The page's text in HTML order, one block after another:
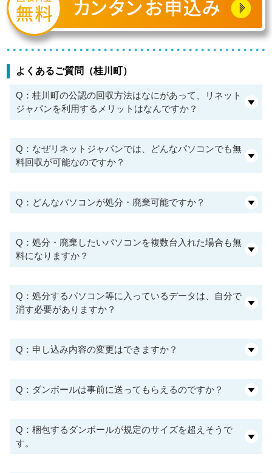
よくあるご質問（桂川町）
Q：桂川町の公認の回収方法はなにがあって、リネット
ジャパンを利用するメリットはなんですか？
Q：なぜリネットジャパンでは、どんなパソコンでも無
料回収が可能なのですか？
Q：どんなパソコンが処分・廃棄可能ですか？
Q：処分・廃棄したいパソコンを複数台入れた場合も無
料になりますか？
Q：処分するパソコン等に入っているデータは、自分で
消す必要がありますか？
Q：申し込み内容の変更はできますか？
Q：ダンボールは事前に送ってもらえるのですか？
Q：梱包するダンボールが規定のサイズを超えそうで
す。